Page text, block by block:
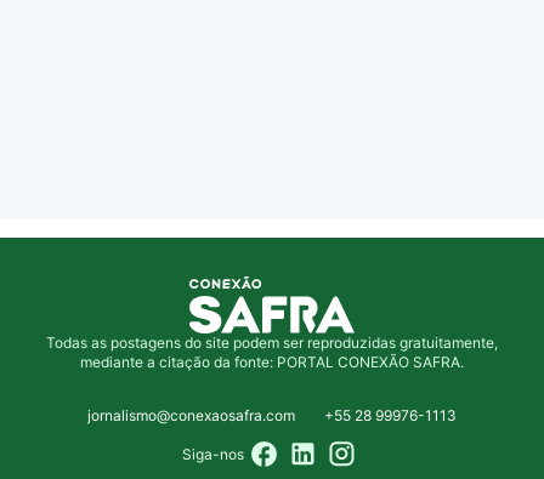
Todas as postagens do site podem ser reproduzidas gratuitamente,
mediante a citação da fonte: PORTAL CONEXÃO SAFRA.
jornalismo@conexaosafra.com +55 28 99976-1113
Siga-nos